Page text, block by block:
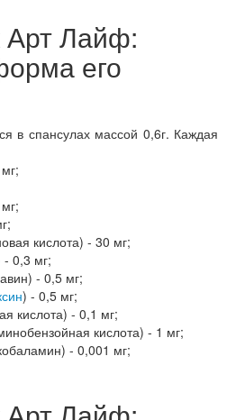
Лайф:
его
в спансулах массой 0,6г. Каждая
кислота) - 30 мг;
0,3 мг;
- 0,5 мг;
) - 0,5 мг;
кислота) - 0,1 мг;
кислота) - 1 мг;
- 0,001 мг;